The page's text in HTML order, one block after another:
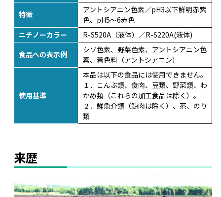
特徴
アントシアニン色素／pH3以下鮮明赤紫
色、pH5～6赤色
ニチノーカラー
R-S520A（液体）／R-S220A(液体)
食品への表示例
シソ色素、野菜色素、アントシアニン色
素、着色料（アントシアニン）
使用基準
本品は以下の食品には使用できません。
１．こんぶ類、食肉、豆類、野菜類、わ
かめ類（これらの加工食品は除く）。
２．鮮魚介類（鯨肉は除く）、茶、のり
類
来歴